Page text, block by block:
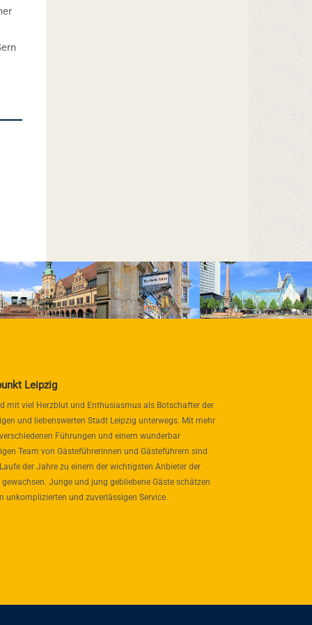
Leipzig
mit viel Herzblut und Enthusiasmus als Botschafter der
und liebenswerten Stadt Leipzig unterwegs. Mit mehr
Führungen und einem wunderbar
Team von Gästeführerinnen und Gästeführern sind
der Jahre zu einem der wichtigsten Anbieter der
gewachsen. Junge und jung gebliebene Gäste schätzen
unkomplizierten und zuverlässigen Service.